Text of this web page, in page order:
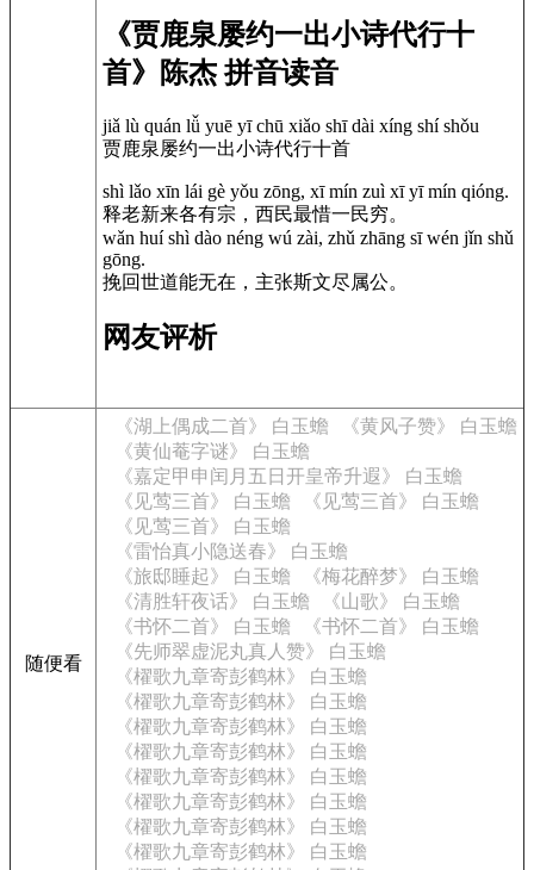
《贾鹿泉屡约一出小诗代行十
首》陈杰 拼音读音
jiǎ lù quán lǚ yuē yī chū xiǎo shī dài xíng shí shǒu
贾鹿泉屡约一出小诗代行十首
shì lǎo xīn lái gè yǒu zōng, xī mín zuì xī yī mín qióng.
释老新来各有宗，西民最惜一民穷。
wǎn huí shì dào néng wú zài, zhǔ zhāng sī wén jǐn shǔ
gōng.
挽回世道能无在，主张斯文尽属公。
网友评析
随便看
《湖上偶成二首》 白玉蟾
《黄风子赞》 白玉蟾
《黄仙菴字谜》 白玉蟾
《嘉定甲申闰月五日开皇帝升遐》 白玉蟾
《见莺三首》 白玉蟾
《见莺三首》 白玉蟾
《见莺三首》 白玉蟾
《雷怡真小隐送春》 白玉蟾
《旅邸睡起》 白玉蟾
《梅花醉梦》 白玉蟾
《清胜轩夜话》 白玉蟾
《山歌》 白玉蟾
《书怀二首》 白玉蟾
《书怀二首》 白玉蟾
《先师翠虚泥丸真人赞》 白玉蟾
《櫂歌九章寄彭鹤林》 白玉蟾
《櫂歌九章寄彭鹤林》 白玉蟾
《櫂歌九章寄彭鹤林》 白玉蟾
《櫂歌九章寄彭鹤林》 白玉蟾
《櫂歌九章寄彭鹤林》 白玉蟾
《櫂歌九章寄彭鹤林》 白玉蟾
《櫂歌九章寄彭鹤林》 白玉蟾
《櫂歌九章寄彭鹤林》 白玉蟾